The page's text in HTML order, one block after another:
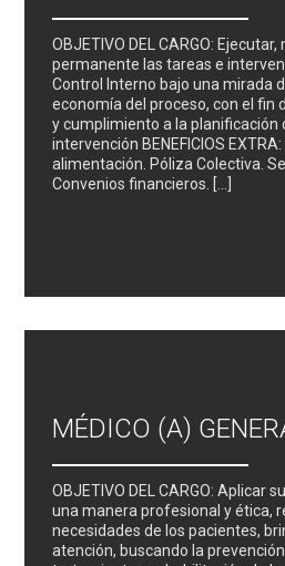
OBJETIVO DEL CARGO:
permanente las tareas e
Control Interno bajo una mirada
economía del proceso, con el fin
y cumplimiento a la planificación
intervención BENEFICIOS
alimentación. Póliza Colectiva.
Convenios financieros. […]
MÉDICO (A)
OBJETIVO DEL CARGO: Aplicar
una manera profesional y ética,
necesidades de los pacientes,
atención, buscando la